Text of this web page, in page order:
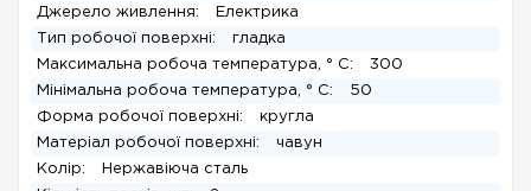
Джерело живлення:
Електрика
Тип робочої поверхні:
гладка
Максимальна робоча температура, ° C:
300
Мінімальна робоча температура, ° C:
50
Форма робочої поверхні:
кругла
Матеріал робочої поверхні:
чавун
Колір:
Нержавіюча сталь